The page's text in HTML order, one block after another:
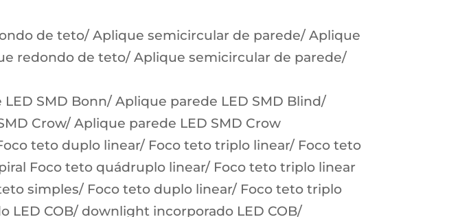
de teto/ Aplique semicircular de parede/ Aplique
redondo de teto/ Aplique semicircular de parede/
SMD Bonn/ Aplique parede LED SMD Blind/
Crow/ Aplique parede LED SMD Crow
teto duplo linear/ Foco teto triplo linear/ Foco teto
Foco teto quádruplo linear/ Foco teto triplo linear
simples/ Foco teto duplo linear/ Foco teto triplo
COB/ downlight incorporado LED COB/